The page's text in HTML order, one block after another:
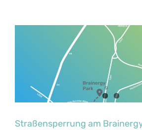
Straßensperrung am